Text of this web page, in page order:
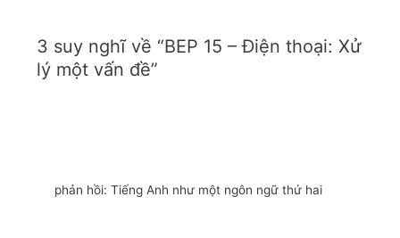
3 suy nghĩ về “BEP 15 – Điện thoại: Xử
lý một vấn đề”
phản hồi: Tiếng Anh như một ngôn ngữ thứ hai